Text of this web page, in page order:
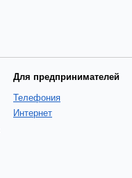
Для предпринимателей
Телефония
Интернет